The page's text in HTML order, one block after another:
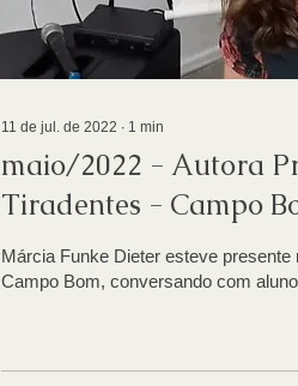
11 de jul. de 2022 ∙ 1 min
maio/2022 - Autora
Tiradentes - Campo
Márcia Funke Dieter esteve
Campo Bom, conversando com